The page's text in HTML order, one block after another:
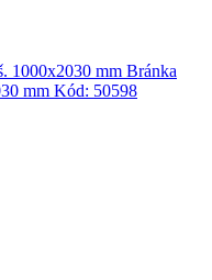
Bránka
mm Kód: 50598